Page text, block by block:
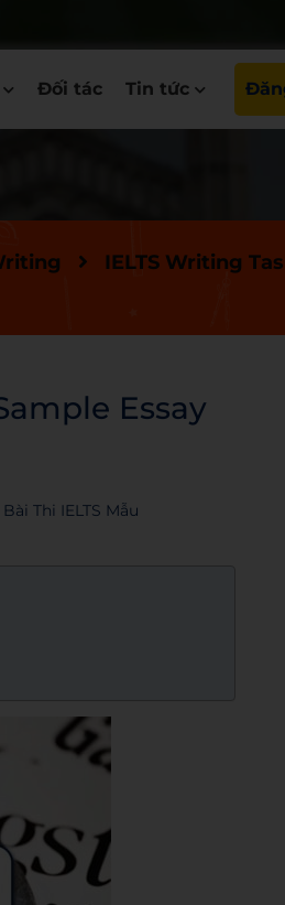
Đối tác Tin tức
IELTS Writing
Essay
Bài Thi IELTS Mẫu